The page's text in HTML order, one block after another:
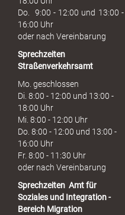
h
Do. 9:00 - 12:00 und 13:00 -
16:00 Uhr
oder nach Vereinbarung
Sprechzeiten
Straßenverkehrsamt
Mo. geschlossen
Di. 8:00 - 12:00 und 13:00 -
18:00 Uhr
Mi. 8:00 - 12:00 Uhr
Do. 8:00 - 12:00 und 13:00 -
16:00 Uhr
Fr. 8:00 - 11:30 Uhr
oder nach Vereinbarung
Sprechzeiten Amt für
Soziales und Integration -
Bereich Migration